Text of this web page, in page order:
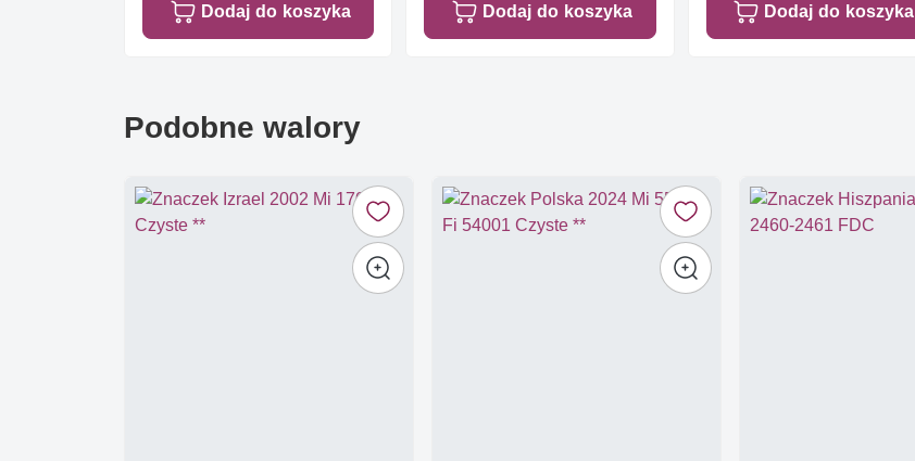
Dodaj do koszyka Dodaj do koszyka Dodaj do koszyka
Podobne walory